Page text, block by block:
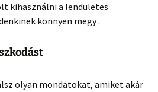
kihasználni a lendületes
könnyen megy .
olyan mondatokat, amiket akár